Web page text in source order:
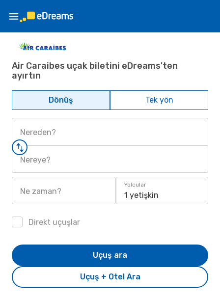
Air Caraibes uçak biletini eDreams'ten
ayırtın
Dönüş Tek yön
Nereden?
Nereye?
Ne zaman?
Yolcular
1 yetişkin
Direkt uçuşlar
Uçuş + Otel Ara
Uçuş ara